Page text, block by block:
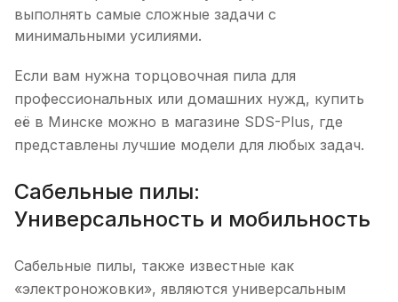
выполнять самые сложные задачи с
минимальными усилиями.
Если вам нужна торцовочная пила для
профессиональных или домашних нужд, купить
её в Минске можно в магазине SDS-Plus, где
представлены лучшие модели для любых задач.
Сабельные пилы:
Универсальность и мобильность
Сабельные пилы, также известные как
«электроножовки», являются универсальным